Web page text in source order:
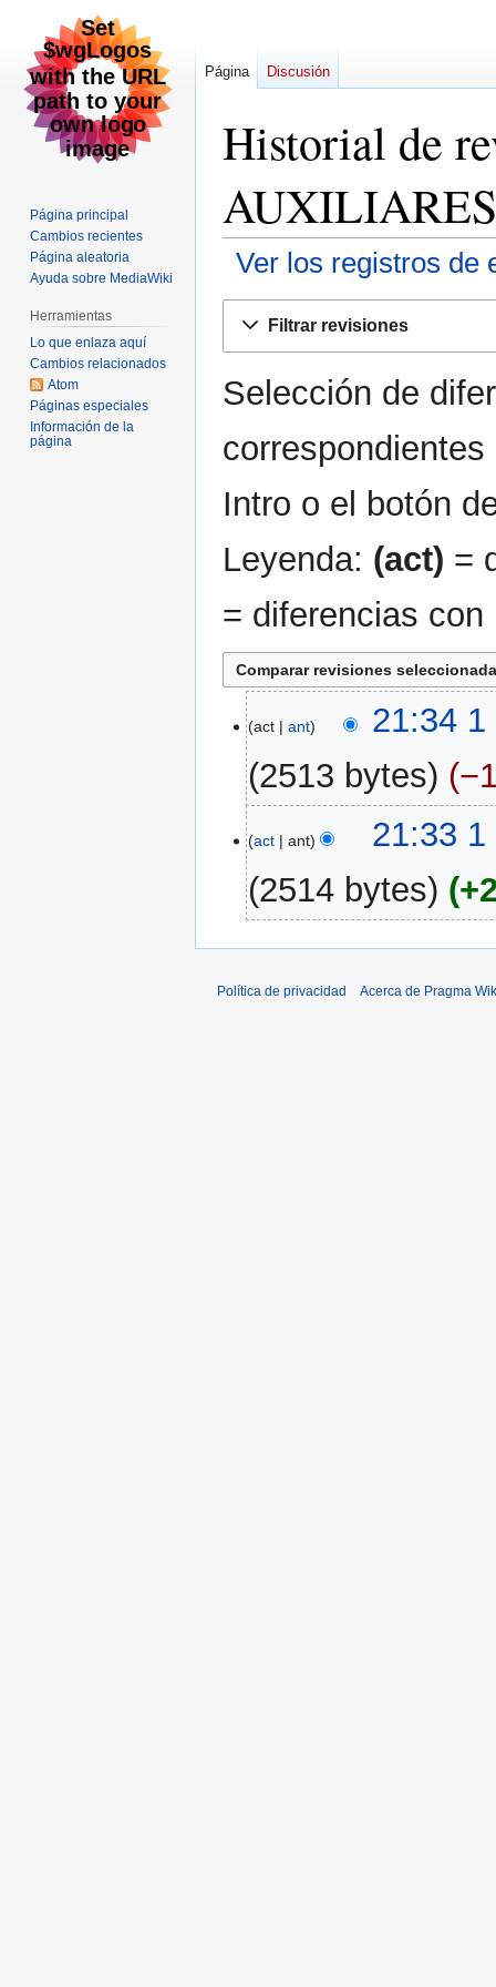
Historial de
Ver los registros de
navegación
búsqueda
Filtrar revisiones
Selección de
Intro o el botón
Leyenda: (act) =
= diferencias
abr
2025
act ant
21:34
2513 bytes
act ant
21:33
2514 bytes
Página Discusión
Página principal
Cambios recientes
Página aleatoria
Ayuda sobre MediaWiki
Herramientas
Lo que enlaza aquí
Cambios relacionados
Atom
Páginas especiales
Información de la
página
Política de privacidad Acerca de Pragma